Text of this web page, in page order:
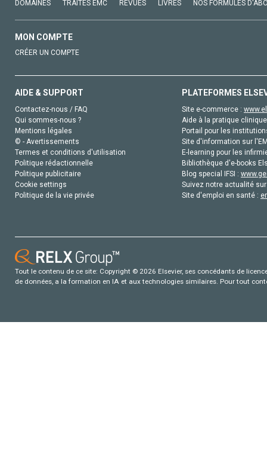
DOMAINES TRAITÉS EMC REVUES LIVRES NOS FORMULES
MON COMPTE
CRÉER UN COMPTE
AIDE & SUPPORT
Contactez-nous / FAQ
Qui sommes-nous ?
Mentions légales
© - Avertissements
Termes et conditions d'utilisation
Politique rédactionnelle
Politique publicitaire
Cookie settings
Politique de la vie privée
PLATEFORMES
Site e-commerce :
Aide à la pratique
Portail pour les
Site d'information sur
E-learning pour les
Bibliothèque d'e-books
Blog special IFSI :
Suivez notre actualité
Site d'emploi en santé :
Tout le contenu de ce site: Copyright © 2026 Elsevier, ses concédants de
de données, a la formation en IA et aux technologies similaires. Pour tout